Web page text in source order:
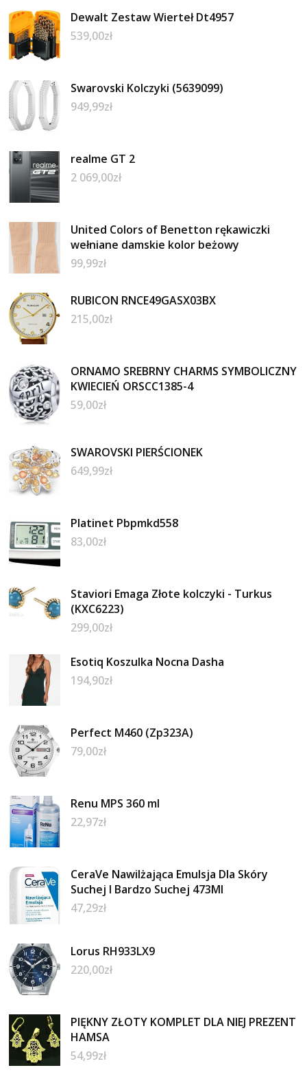
Dewalt Zestaw Wierteł Dt4957
539,00zł
Swarovski Kolczyki (5639099)
949,99zł
realme GT 2
2 069,00zł
United Colors of Benetton rękawiczki
wełniane damskie kolor beżowy
99,99zł
RUBICON RNCE49GASX03BX
215,00zł
ORNAMO SREBRNY CHARMS SYMBOLICZNY
KWIECIEŃ ORSCC1385-4
59,00zł
SWAROVSKI PIERŚCIONEK
649,99zł
Platinet Pbpmkd558
83,00zł
Staviori Emaga Złote kolczyki - Turkus
(KXC6223)
299,00zł
Esotiq Koszulka Nocna Dasha
194,90zł
Perfect M460 (Zp323A)
79,00zł
Renu MPS 360 ml
22,97zł
CeraVe Nawilżająca Emulsja Dla Skóry
Suchej I Bardzo Suchej 473Ml
47,29zł
Lorus RH933LX9
220,00zł
PIĘKNY ZŁOTY KOMPLET DLA NIEJ PREZENT
HAMSA
54,99zł